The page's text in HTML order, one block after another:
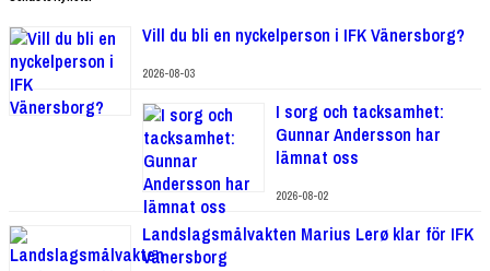
Vill du bli en nyckelperson i IFK Vänersborg?
2026-08-03
I sorg och tacksamhet:
Gunnar Andersson har
lämnat oss
2026-08-02
Landslagsmålvakten Marius Lerø klar för IFK
Vänersborg